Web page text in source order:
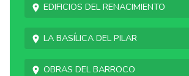
Edificios del Renacimiento
La basílica del Pilar
Obras del Barroco